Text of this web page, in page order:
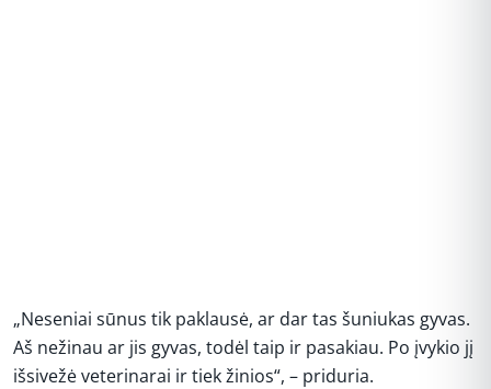
„Neseniai sūnus tik paklausė, ar dar tas šuniukas gyvas.
Aš nežinau ar jis gyvas, todėl taip ir pasakiau. Po įvykio jį
išsivežė veterinarai ir tiek žinios“, – priduria.